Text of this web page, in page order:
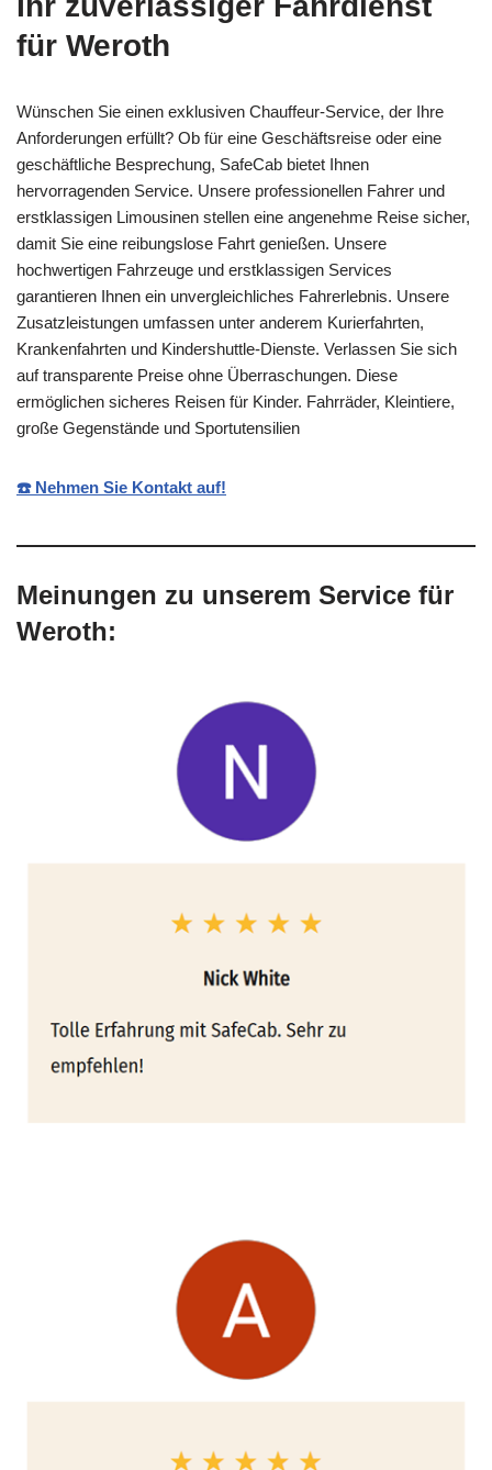
für Weroth
Wünschen Sie einen exklusiven Chauffeur-Service, der Ihre
Anforderungen erfüllt? Ob für eine Geschäftsreise oder eine
geschäftliche Besprechung, SafeCab bietet Ihnen
hervorragenden Service. Unsere professionellen Fahrer und
erstklassigen Limousinen stellen eine angenehme Reise sicher,
damit Sie eine reibungslose Fahrt genießen. Unsere
hochwertigen Fahrzeuge und erstklassigen Services
garantieren Ihnen ein unvergleichliches Fahrerlebnis. Unsere
Zusatzleistungen umfassen unter anderem Kurierfahrten,
Krankenfahrten und Kindershuttle-Dienste. Verlassen Sie sich
auf transparente Preise ohne Überraschungen. Diese
ermöglichen sicheres Reisen für Kinder. Fahrräder, Kleintiere,
große Gegenstände und Sportutensilien
☎️ Nehmen Sie Kontakt auf!
Meinungen zu unserem Service für
Weroth: